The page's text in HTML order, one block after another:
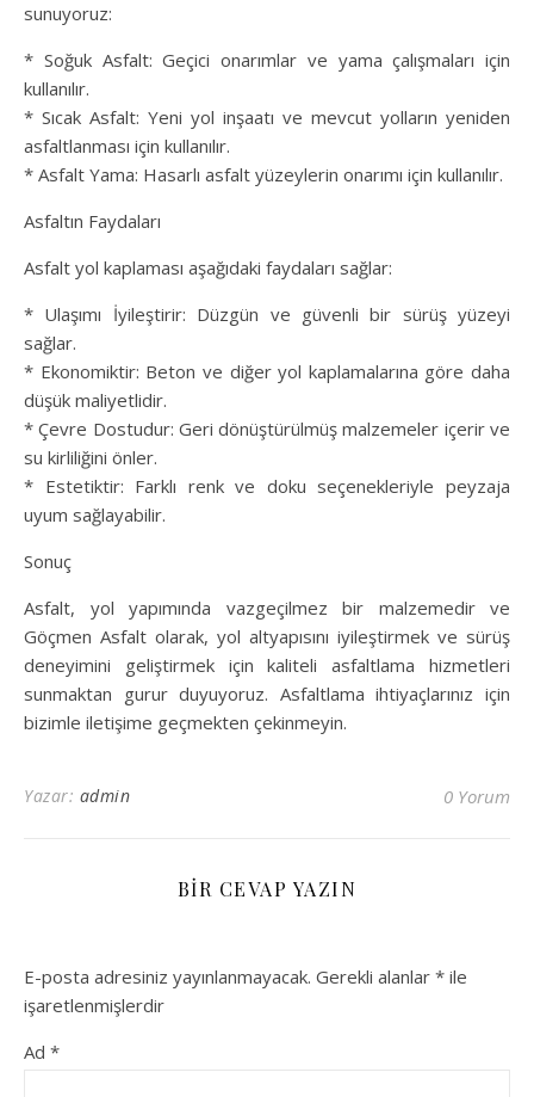
sunuyoruz:
* Soğuk Asfalt: Geçici onarımlar ve yama çalışmaları için
kullanılır.
* Sıcak Asfalt: Yeni yol inşaatı ve mevcut yolların yeniden
asfaltlanması için kullanılır.
* Asfalt Yama: Hasarlı asfalt yüzeylerin onarımı için kullanılır.
Asfaltın Faydaları
Asfalt yol kaplaması aşağıdaki faydaları sağlar:
* Ulaşımı İyileştirir: Düzgün ve güvenli bir sürüş yüzeyi
sağlar.
* Ekonomiktir: Beton ve diğer yol kaplamalarına göre daha
düşük maliyetlidir.
* Çevre Dostudur: Geri dönüştürülmüş malzemeler içerir ve
su kirliliğini önler.
* Estetiktir: Farklı renk ve doku seçenekleriyle peyzaja
uyum sağlayabilir.
Sonuç
Asfalt, yol yapımında vazgeçilmez bir malzemedir ve
Göçmen Asfalt olarak, yol altyapısını iyileştirmek ve sürüş
deneyimini geliştirmek için kaliteli asfaltlama hizmetleri
sunmaktan gurur duyuyoruz. Asfaltlama ihtiyaçlarınız için
bizimle iletişime geçmekten çekinmeyin.
Yazar: admin 0 Yorum
BIR CEVAP YAZIN
E-posta adresiniz yayınlanmayacak. Gerekli alanlar * ile
işaretlenmişlerdir
Ad *